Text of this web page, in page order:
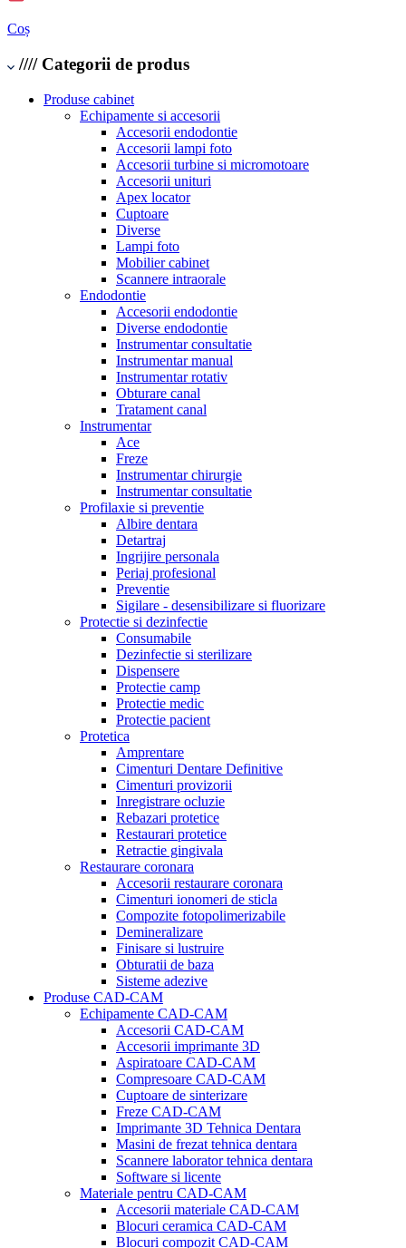
Coș
//// Categorii de produs
Produse cabinet
Echipamente si accesorii
Accesorii endodontie
Accesorii lampi foto
Accesorii turbine si micromotoare
Accesorii unituri
Apex locator
Cuptoare
Diverse
Lampi foto
Mobilier cabinet
Scannere intraorale
Endodontie
Accesorii endodontie
Diverse endodontie
Instrumentar consultatie
Instrumentar manual
Instrumentar rotativ
Obturare canal
Tratament canal
Instrumentar
Ace
Freze
Instrumentar chirurgie
Instrumentar consultatie
Profilaxie si preventie
Albire dentara
Detartraj
Ingrijire personala
Periaj profesional
Preventie
Sigilare - desensibilizare si fluorizare
Protectie si dezinfectie
Consumabile
Dezinfectie si sterilizare
Dispensere
Protectie camp
Protectie medic
Protectie pacient
Protetica
Amprentare
Cimenturi Dentare Definitive
Cimenturi provizorii
Inregistrare ocluzie
Rebazari protetice
Restaurari protetice
Retractie gingivala
Restaurare coronara
Accesorii restaurare coronara
Cimenturi ionomeri de sticla
Compozite fotopolimerizabile
Demineralizare
Finisare si lustruire
Obturatii de baza
Sisteme adezive
Produse CAD-CAM
Echipamente CAD-CAM
Accesorii CAD-CAM
Accesorii imprimante 3D
Aspiratoare CAD-CAM
Compresoare CAD-CAM
Cuptoare de sinterizare
Freze CAD-CAM
Imprimante 3D Tehnica Dentara
Masini de frezat tehnica dentara
Scannere laborator tehnica dentara
Software si licente
Materiale pentru CAD-CAM
Accesorii materiale CAD-CAM
Blocuri ceramica CAD-CAM
Blocuri compozit CAD-CAM